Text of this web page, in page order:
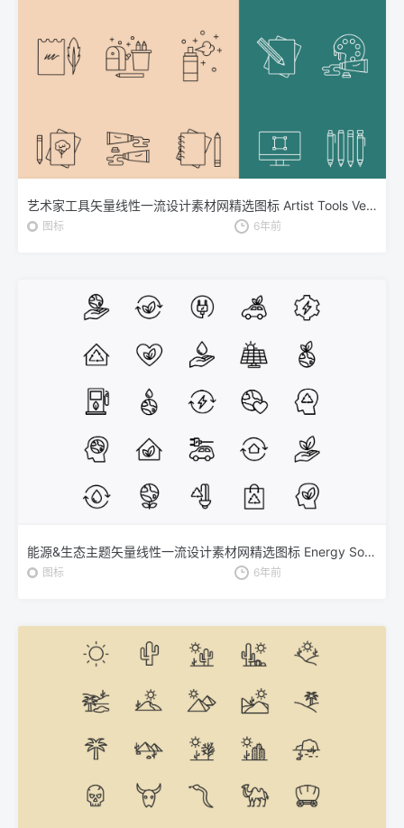
艺术家工具矢量线性一流设计素材网精选图标 Artist Tools Vector Icons
图标 6年前
能源&生态主题矢量线性一流设计素材网精选图标 Energy Source & Ecology Icons
图标 6年前